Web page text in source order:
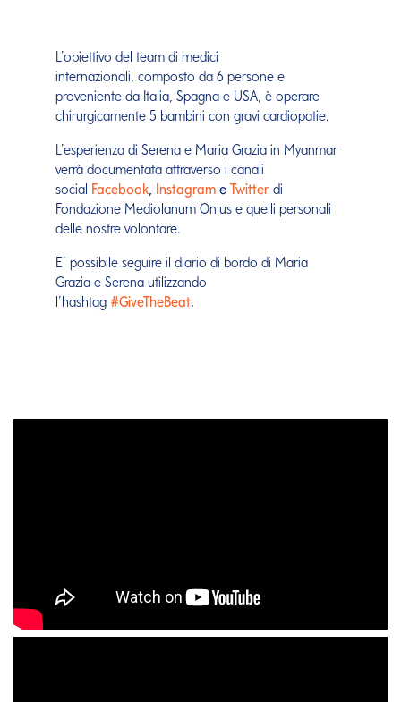
L’obiettivo del team di medici
internazionali, composto da 6 persone e
proveniente da Italia, Spagna e USA, è operare
chirurgicamente 5 bambini con gravi cardiopatie.
L’esperienza di Serena e Maria Grazia in Myanmar
verrà documentata attraverso i canali
social Facebook, Instagram e Twitter di
Fondazione Mediolanum Onlus e quelli personali
delle nostre volontare.
E’ possibile seguire il diario di bordo di Maria
Grazia e Serena utilizzando
l’hashtag #GiveTheBeat.